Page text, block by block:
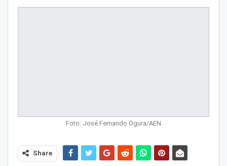
Foto: José Fernando Ogura/AEN
Share